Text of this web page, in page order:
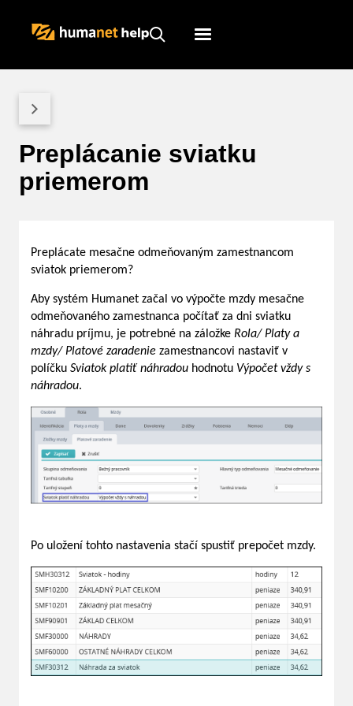
Humanet
Preplácanie sviatku
priemerom
Preplácate mesačne odmeňovaným zamestnancom
sviatok priemerom?
Aby systém Humanet začal vo výpočte mzdy mesačne
odmeňovaného zamestnanca počítať za dni sviatku
náhradu príjmu, je potrebné na záložke Rola/ Platy a
mzdy/ Platové zaradenie zamestnancovi nastaviť v
políčku Sviatok platiť náhradou hodnotu Výpočet vždy s
náhradou.
Po uložení tohto nastavenia stačí spustiť prepočet mzdy.